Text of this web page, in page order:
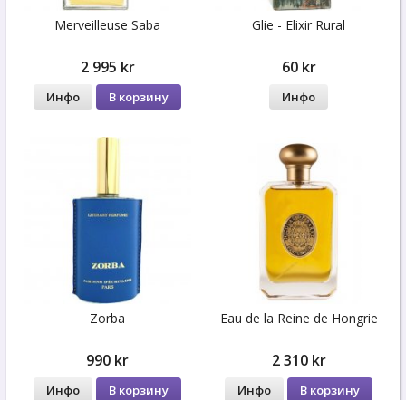
Merveilleuse Saba
2 995 kr
Инфо В корзину
Glie - Elixir Rural
60 kr
Инфо
Zorba
990 kr
Инфо В корзину
Eau de la Reine de Hongrie
2 310 kr
Инфо В корзину